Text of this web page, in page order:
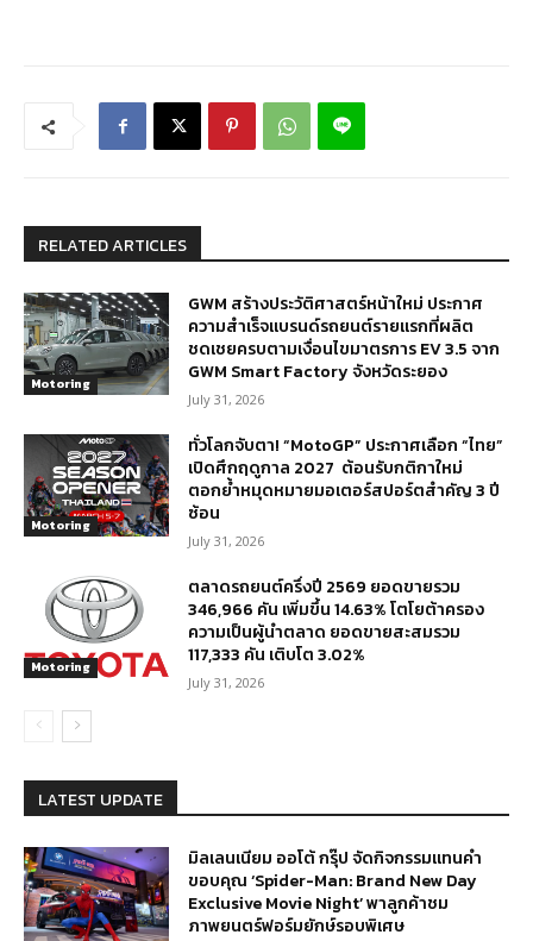
RELATED ARTICLES
Motoring
GWM สร้างประวัติศาสตร์หน้าใหม่ ประกาศ
ความสำเร็จแบรนด์รถยนต์รายแรกที่ผลิต
ชดเชยครบตามเงื่อนไขมาตรการ EV 3.5 จาก
GWM Smart Factory จังหวัดระยอง
July 31, 2026
Motoring
ทั่วโลกจับตา! “MotoGP” ประกาศเลือก “ไทย”
เปิดศึกฤดูกาล 2027 ต้อนรับกติกาใหม่
ตอกย้ำหมุดหมายมอเตอร์สปอร์ตสำคัญ 3 ปี
ซ้อน
July 31, 2026
Motoring
ตลาดรถยนต์ครึ่งปี 2569 ยอดขายรวม
346,966 คัน เพิ่มขึ้น 14.63% โตโยต้าครอง
ความเป็นผู้นำตลาด ยอดขายสะสมรวม
117,333 คัน เติบโต 3.02%
July 31, 2026
LATEST UPDATE
มิลเลนเนียม ออโต้ กรุ๊ป จัดกิจกรรมแทนคำ
ขอบคุณ ‘Spider-Man: Brand New Day
Exclusive Movie Night’ พาลูกค้าชม
ภาพยนตร์ฟอร์มยักษ์รอบพิเศษ